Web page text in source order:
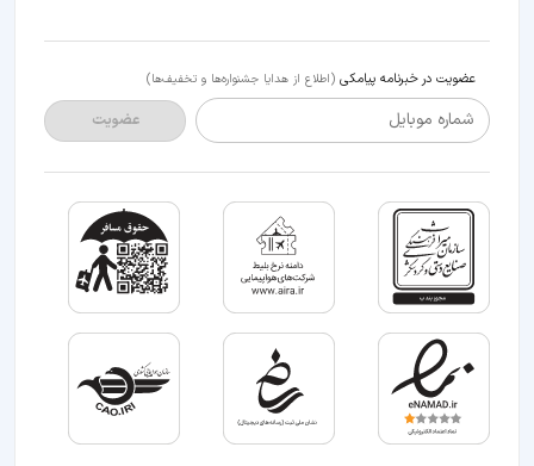
عضویت در خبرنامه پیامکی (اطلاع از هدایا جشنواره‌ها و تخفیف‌ها)
شماره موبایل عضویت